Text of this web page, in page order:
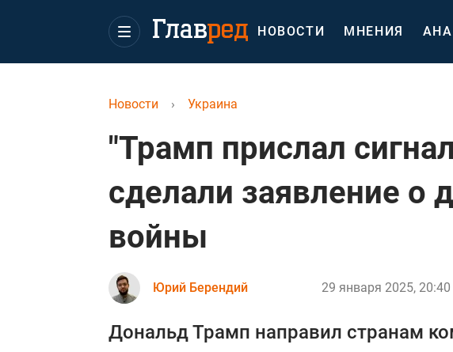
НОВОСТИ МНЕНИЯ
Новости › Украина
"Трамп прислал
сделали заявление о
войны
Юрий Берендий 29 января 2025, 20:40
Дональд Трамп направил странам